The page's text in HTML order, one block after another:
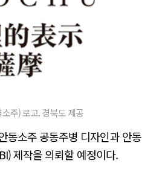
주) 로고. 경북도 제공
동소주 공동주병 디자인과 안동
제작을 의뢰할 예정이다.